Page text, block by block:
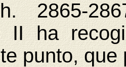
2865-
II ha
punto,